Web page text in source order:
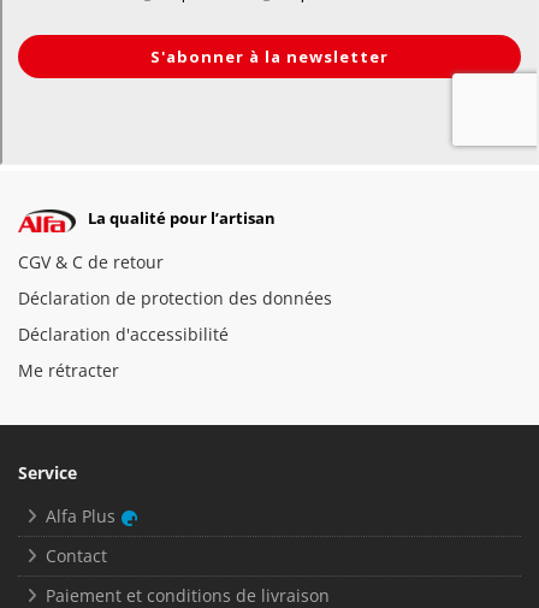
La qualité pour l’artisan
CGV & C de retour
Déclaration de protection des données
Déclaration d'accessibilité
Me rétracter
Service
Alfa Plus
Contact
Paiement et conditions de livraison